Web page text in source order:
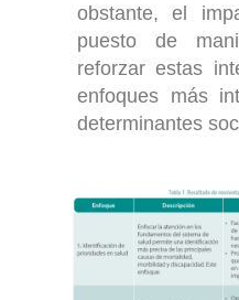
obstante, el
puesto de
reforzar estas
enfoques más
determinantes